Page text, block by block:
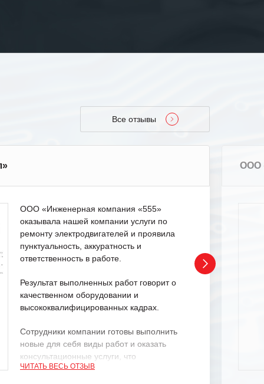
Все отзывы
ООО «Инженерная компания «555»
оказывала нашей компании услуги по
ремонту электродвигателей и проявила
пунктуальность, аккуратность и
ответственность в работе.
Результат выполненных работ говорит о
качественном оборудовании и
высококвалифицированных кадрах.
Сотрудники компании готовы выполнить
новые для себя виды работ и оказать
консультационные услуги, что
характеризует их как профессионалов
ЧИТАТЬ ВЕСЬ ОТЗЫВ
ООО